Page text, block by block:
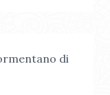
di